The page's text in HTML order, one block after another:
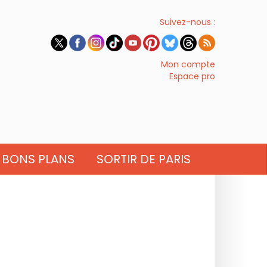
Suivez-nous :
Mon compte
Espace pro
BONS PLANS SORTIR DE PARIS